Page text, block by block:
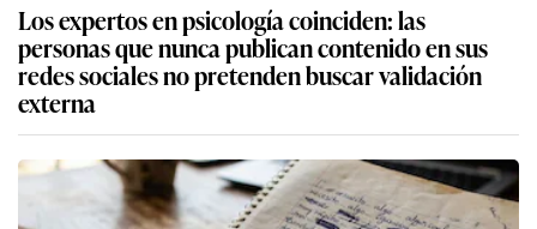
Los expertos en psicología coinciden: las
personas que nunca publican contenido en sus
redes sociales no pretenden buscar validación
externa